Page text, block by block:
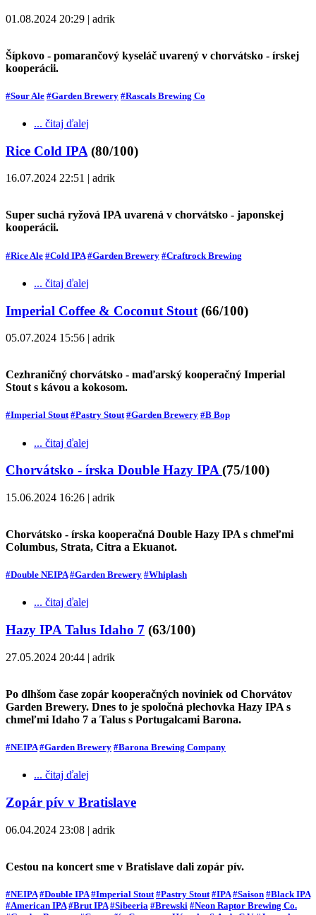
01.08.2024 20:29 | adrik
Šípkovo - pomarančový kyseláč uvarený v chorvátsko - írskej
kooperácii.
#Sour Ale #Garden Brewery #Rascals Brewing Co
... čitaj ďalej
Rice Cold IPA (80/100)
16.07.2024 22:51 | adrik
Super suchá ryžová IPA uvarená v chorvátsko - japonskej
kooperácii.
#Rice Ale #Cold IPA #Garden Brewery #Craftrock Brewing
... čitaj ďalej
Imperial Coffee & Coconut Stout (66/100)
05.07.2024 15:56 | adrik
Cezhraničný chorvátsko - maďarský kooperačný Imperial
Stout s kávou a kokosom.
#Imperial Stout #Pastry Stout #Garden Brewery #B Bop
... čitaj ďalej
Chorvátsko - írska Double Hazy IPA(75/100)
15.06.2024 16:26 | adrik
Chorvátsko - írska kooperačná Double Hazy IPA s chmeľmi
Columbus, Strata, Citra a Ekuanot.
#Double NEIPA #Garden Brewery #Whiplash
... čitaj ďalej
Hazy IPA Talus Idaho 7 (63/100)
27.05.2024 20:44 | adrik
Po dlhšom čase zopár kooperačných noviniek od Chorvátov
Garden Brewery. Dnes to je spoločná plechovka Hazy IPA s
chmeľmi Idaho 7 a Talus s Portugalcami Barona.
#NEIPA #Garden Brewery #Barona Brewing Company
... čitaj ďalej
Zopár pív v Bratislave
06.04.2024 23:08 | adrik
Cestou na koncert sme v Bratislave dali zopár pív.
#NEIPA #Double IPA #Imperial Stout #Pastry Stout #IPA #Saison #Black IPA
#American IPA #Brut IPA #Sibeeria #Brewski #Neon Raptor Brewing Co.